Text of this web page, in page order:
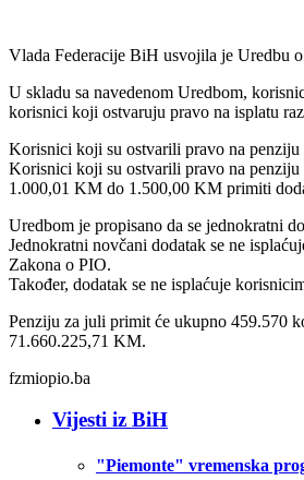
Vlada Federacije BiH usvojila je Uredbu
U skladu sa navedenom Uredbom,
korisnici koji ostvaruju pravo na isplatu
Korisnici koji su ostvarili pravo na
Korisnici koji su ostvarili pravo na
1.000,01 KM do 1.500,00 KM primiti
Uredbom je propisano da se jednokratni
Jednokratni novčani dodatak se ne
Zakona o PIO.
Također, dodatak se ne isplaćuje
Penziju za juli primit će ukupno 459.570
71.660.225,71 KM.
fzmiopio.ba
Vijesti iz BiH
"Piemonte" vremenska